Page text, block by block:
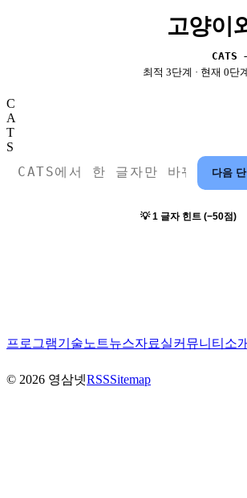
고양이
CATS
최적 3단계 · 현재 0단
C
A
T
S
다음 단
💡 1 글자 힌트 (−50점)
프로그램기술노트뉴스자료실커뮤니티 소개
© 2026 영삼넷RSSSitemap